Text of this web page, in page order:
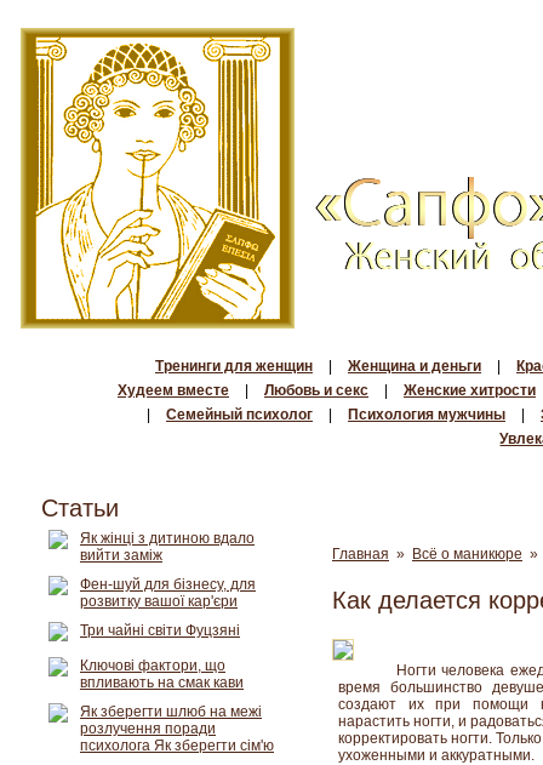
Тренинги для женщин Женщина и деньги
Худеем вместе
Любовь и секс
Женские хитрости
Семейный психолог Психология мужчины
Главная » Всё о маникюре »
Как делается
Ногти человека
время большинство
создают их при помощи
нарастить ногти, и
корректировать ногти.
ухоженными и аккуратными.
Статьи
Як жінці з дитиною вдало
вийти заміж
Фен-шуй для бізнесу, для
розвитку вашої кар'єри
Три чайні світи Фуцзяні
Ключові фактори, що
впливають на смак кави
Як зберегти шлюб на межі
розлучення поради
психолога Як зберегти сім'ю